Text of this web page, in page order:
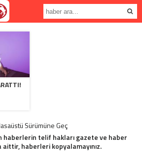
Sürümüne Geç
haberlerin telif hakları gazete ve haber
aittir, haberleri kopyalamayınız.